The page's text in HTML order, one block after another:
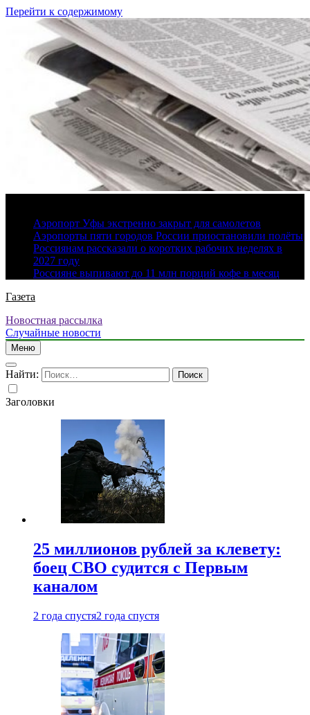
Перейти к содержимому
Аэропорт Уфы экстренно закрыт для самолетов
Аэропорты пяти городов России приостановили полёты
Россиянам рассказали о коротких рабочих неделях в
2027 году
Россияне выпивают до 11 млн порций кофе в месяц
Газета
Новостная рассылка
Случайные новости
Меню
Найти:
Заголовки
25 миллионов рублей за клевету:
боец СВО судится с Первым
каналом
2 года спустя2 года спустя